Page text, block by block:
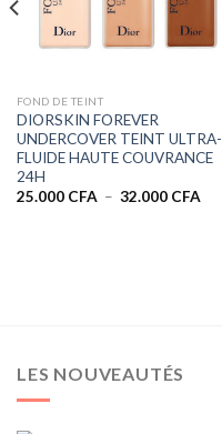
FOND DE TEINT
DIORSKIN FOREVER
UNDERCOVER TEINT ULTRA-
FLUIDE HAUTE COUVRANCE
24H
25.000 CFA – 32.000 CFA
LES NOUVEAUTÉS